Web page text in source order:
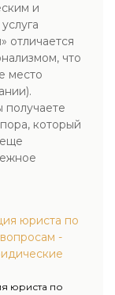
и
отличается
что
место
который
юриста по
-
юриста по